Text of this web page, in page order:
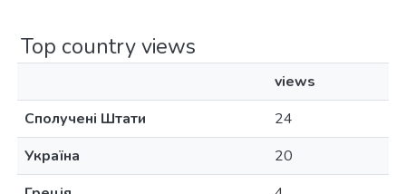
Top country views
views
Сполучені Штати
24
Україна
20